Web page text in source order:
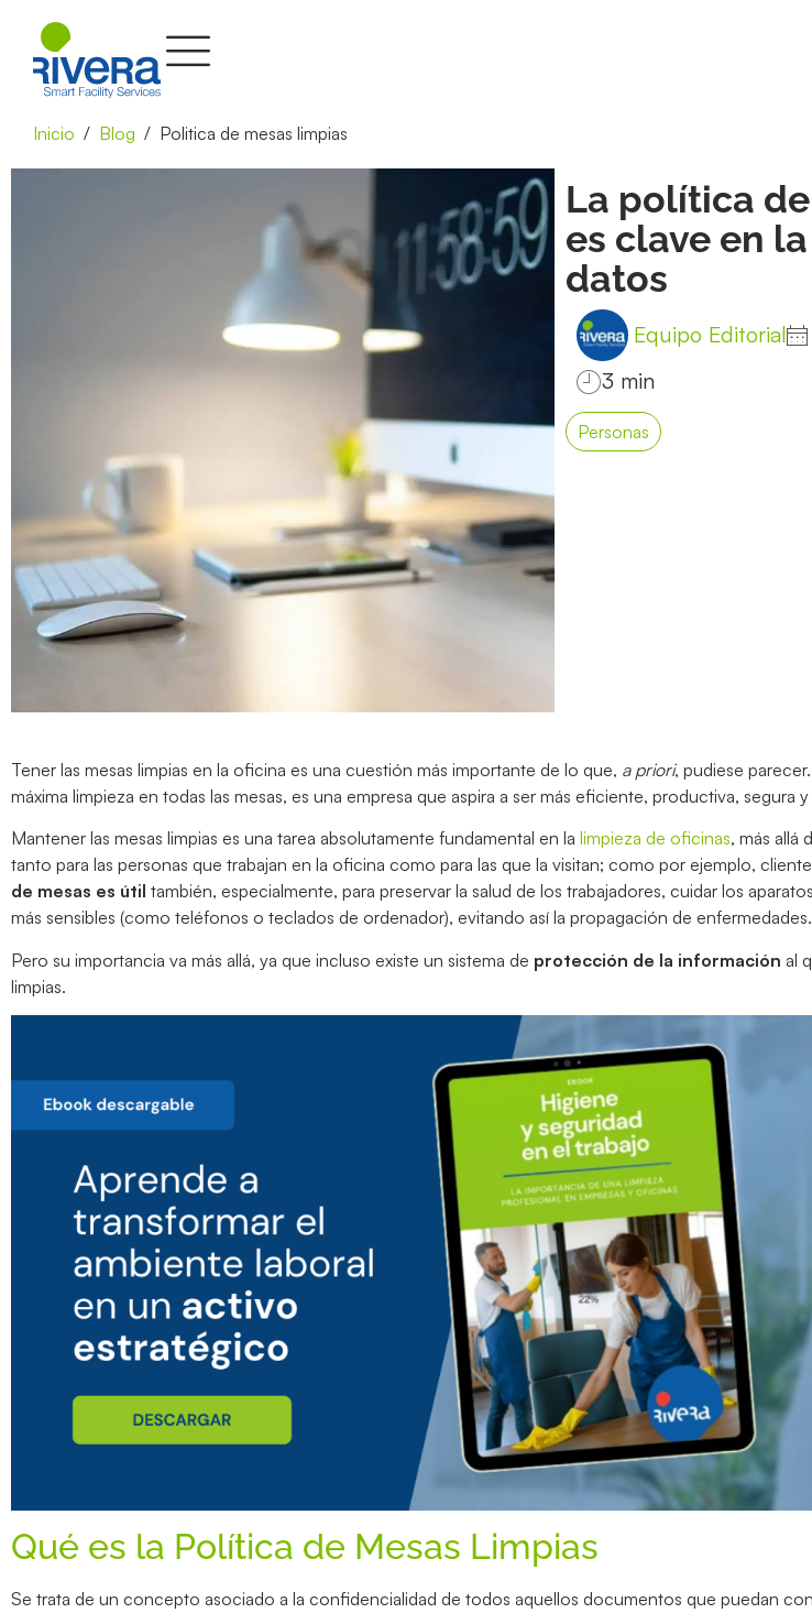
Inicio Blog Politica de mesas limpias
La política
es clave en
datos
Equipo Editorial
Personas
Tener las mesas limpias en la oficina es una cuestión más importante de lo que, a priori, pudiese
máxima limpieza en todas las mesas, es una empresa que aspira a ser más eficiente, productiva, segura
Mantener las mesas limpias es una tarea absolutamente fundamental en la limpieza de oficinas, más allá
tanto para las personas que trabajan en la oficina como para las que la visitan; como por ejemplo,
de mesas es útil también, especialmente, para preservar la salud de los trabajadores, cuidar los
más sensibles (como teléfonos o teclados de ordenador), evitando así la propagación de enfermedades.
Pero su importancia va más allá, ya que incluso existe un sistema de protección de la información al
limpias.
Qué es la Política de Mesas Limpias
Se trata de un concepto asociado a la confidencialidad de todos aquellos documentos que puedan